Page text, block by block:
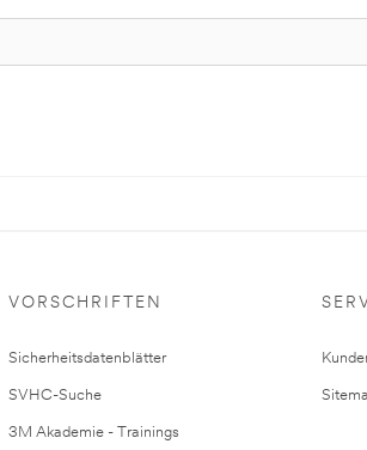
VORSCHRIFTEN
Sicherheitsdatenblätter
SVHC-Suche
3M Akademie - Trainings